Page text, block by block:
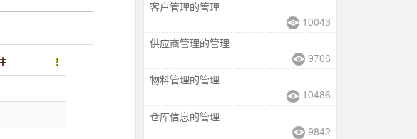
客户管理的管理
10043
供应商管理的管理
9706
物料管理的管理
10486
仓库信息的管理
9842